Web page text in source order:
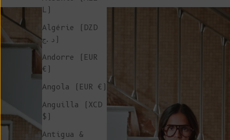
L)
Algérie (DZD
د.ج)
Andorre (EUR
€)
Angola (EUR €)
Anguilla (XCD
$)
Antigua &